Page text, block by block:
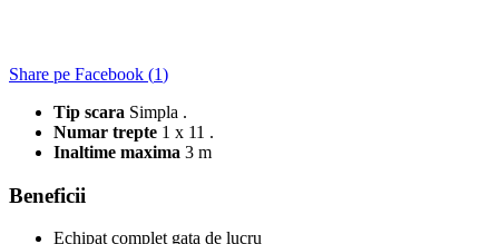
Share pe Facebook (1)
Tip scara Simpla .
Numar trepte 1 x 11 .
Inaltime maxima 3 m
Beneficii
Echipat complet gata de lucru